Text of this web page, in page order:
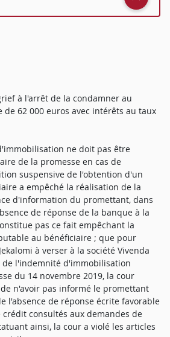
à l'arrêt de la condamner au
de 62 000 euros avec intérêts au taux
ne doit pas être
de la promesse en cas de
suspensive de l'obtention d'un
a empêché la réalisation de la
d'information du promettant, dans
de réponse de la banque à la
pas ce fait empêchant la
au bénéficiaire ; que pour
à verser à la société Vivenda
l'indemnité d'immobilisation
du 14 novembre 2019, la cour
n'avoir pas informé le promettant
l'absence de réponse écrite favorable
consultés aux demandes de
ainsi, la cour a violé les articles